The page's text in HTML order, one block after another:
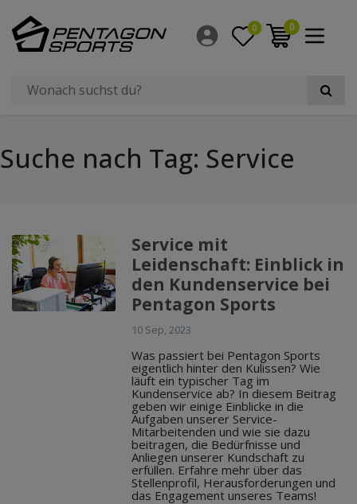
0 0
Suche nach Tag: Service
Service mit
Leidenschaft: Einblick in
den Kundenservice bei
Pentagon Sports
10 Sep, 2023
Was passiert bei Pentagon Sports
eigentlich hinter den Kulissen? Wie
läuft ein typischer Tag im
Kundenservice ab? In diesem Beitrag
geben wir einige Einblicke in die
Aufgaben unserer Service-
Mitarbeitenden und wie sie dazu
beitragen, die Bedürfnisse und
Anliegen unserer Kundschaft zu
erfüllen. Erfahre mehr über das
Stellenprofil, Herausforderungen und
das Engagement unseres Teams!